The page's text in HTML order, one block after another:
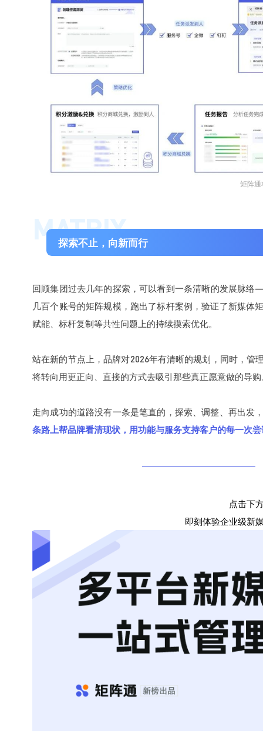
矩阵通
MATRIX
探索不止，向新而行
回顾集团过去几年的探索，可以看到一条清晰的发展脉
几百个账号的矩阵规模，跑出了标杆案例，验证了新媒
赋能、标杆复制等共性问题上的持续摸索优化。
站在新的节点上，品牌对2026年有清晰的规划，同时，
将转向用更正向、直接的方式去吸引那些真正愿意做的导
走向成功的道路没有一条是笔直的，探索、调整、再出发
条路上帮品牌看清现状，用功能与服务支持客户的每一次
点击下
即刻体验企业级新